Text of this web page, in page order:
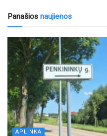
Panašios naujienos
APLINKA